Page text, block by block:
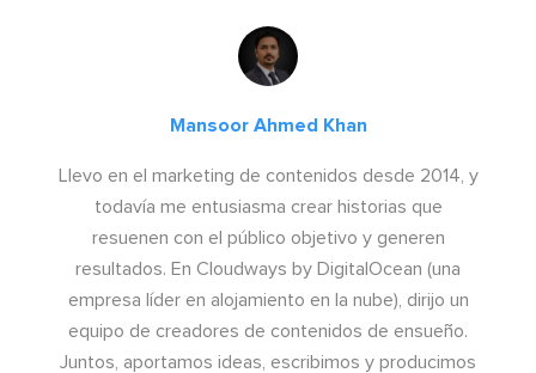
Mansoor Ahmed Khan
Llevo en el marketing de contenidos desde 2014, y
todavía me entusiasma crear historias que
resuenen con el público objetivo y generen
resultados. En Cloudways by DigitalOcean (una
empresa líder en alojamiento en la nube), dirijo un
equipo de creadores de contenidos de ensueño.
Juntos, aportamos ideas, escribimos y producimos